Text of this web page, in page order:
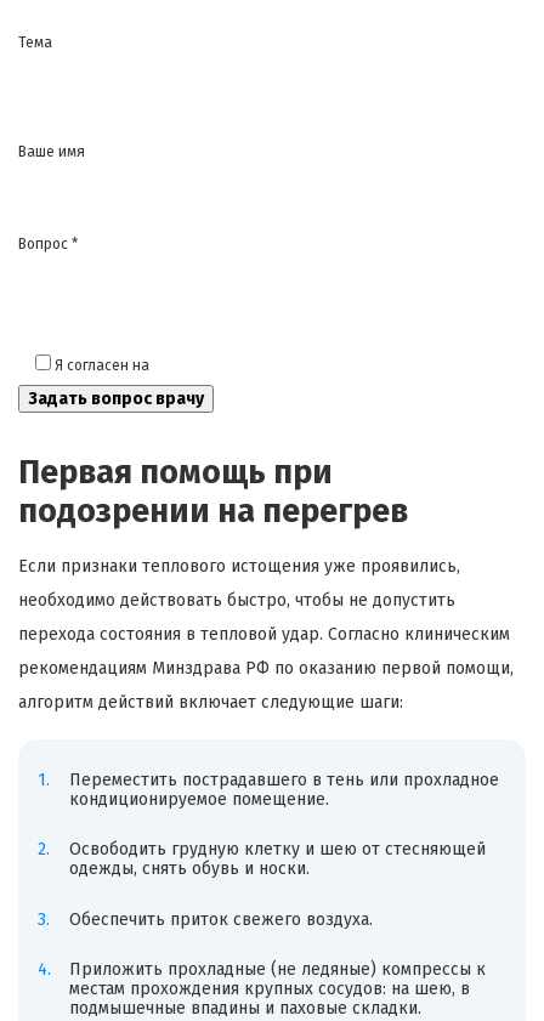
Тема
Ваше имя
Вопрос *
Я согласен на
Первая помощь при
подозрении на перегрев
Если признаки теплового истощения уже проявились,
необходимо действовать быстро, чтобы не допустить
перехода состояния в тепловой удар. Согласно клиническим
рекомендациям Минздрава РФ по оказанию первой помощи,
алгоритм действий включает следующие шаги:
Переместить пострадавшего в тень или прохладное
кондиционируемое помещение.
Освободить грудную клетку и шею от стесняющей
одежды, снять обувь и носки.
Обеспечить приток свежего воздуха.
Приложить прохладные (не ледяные) компрессы к
местам прохождения крупных сосудов: на шею, в
подмышечные впадины и паховые складки.